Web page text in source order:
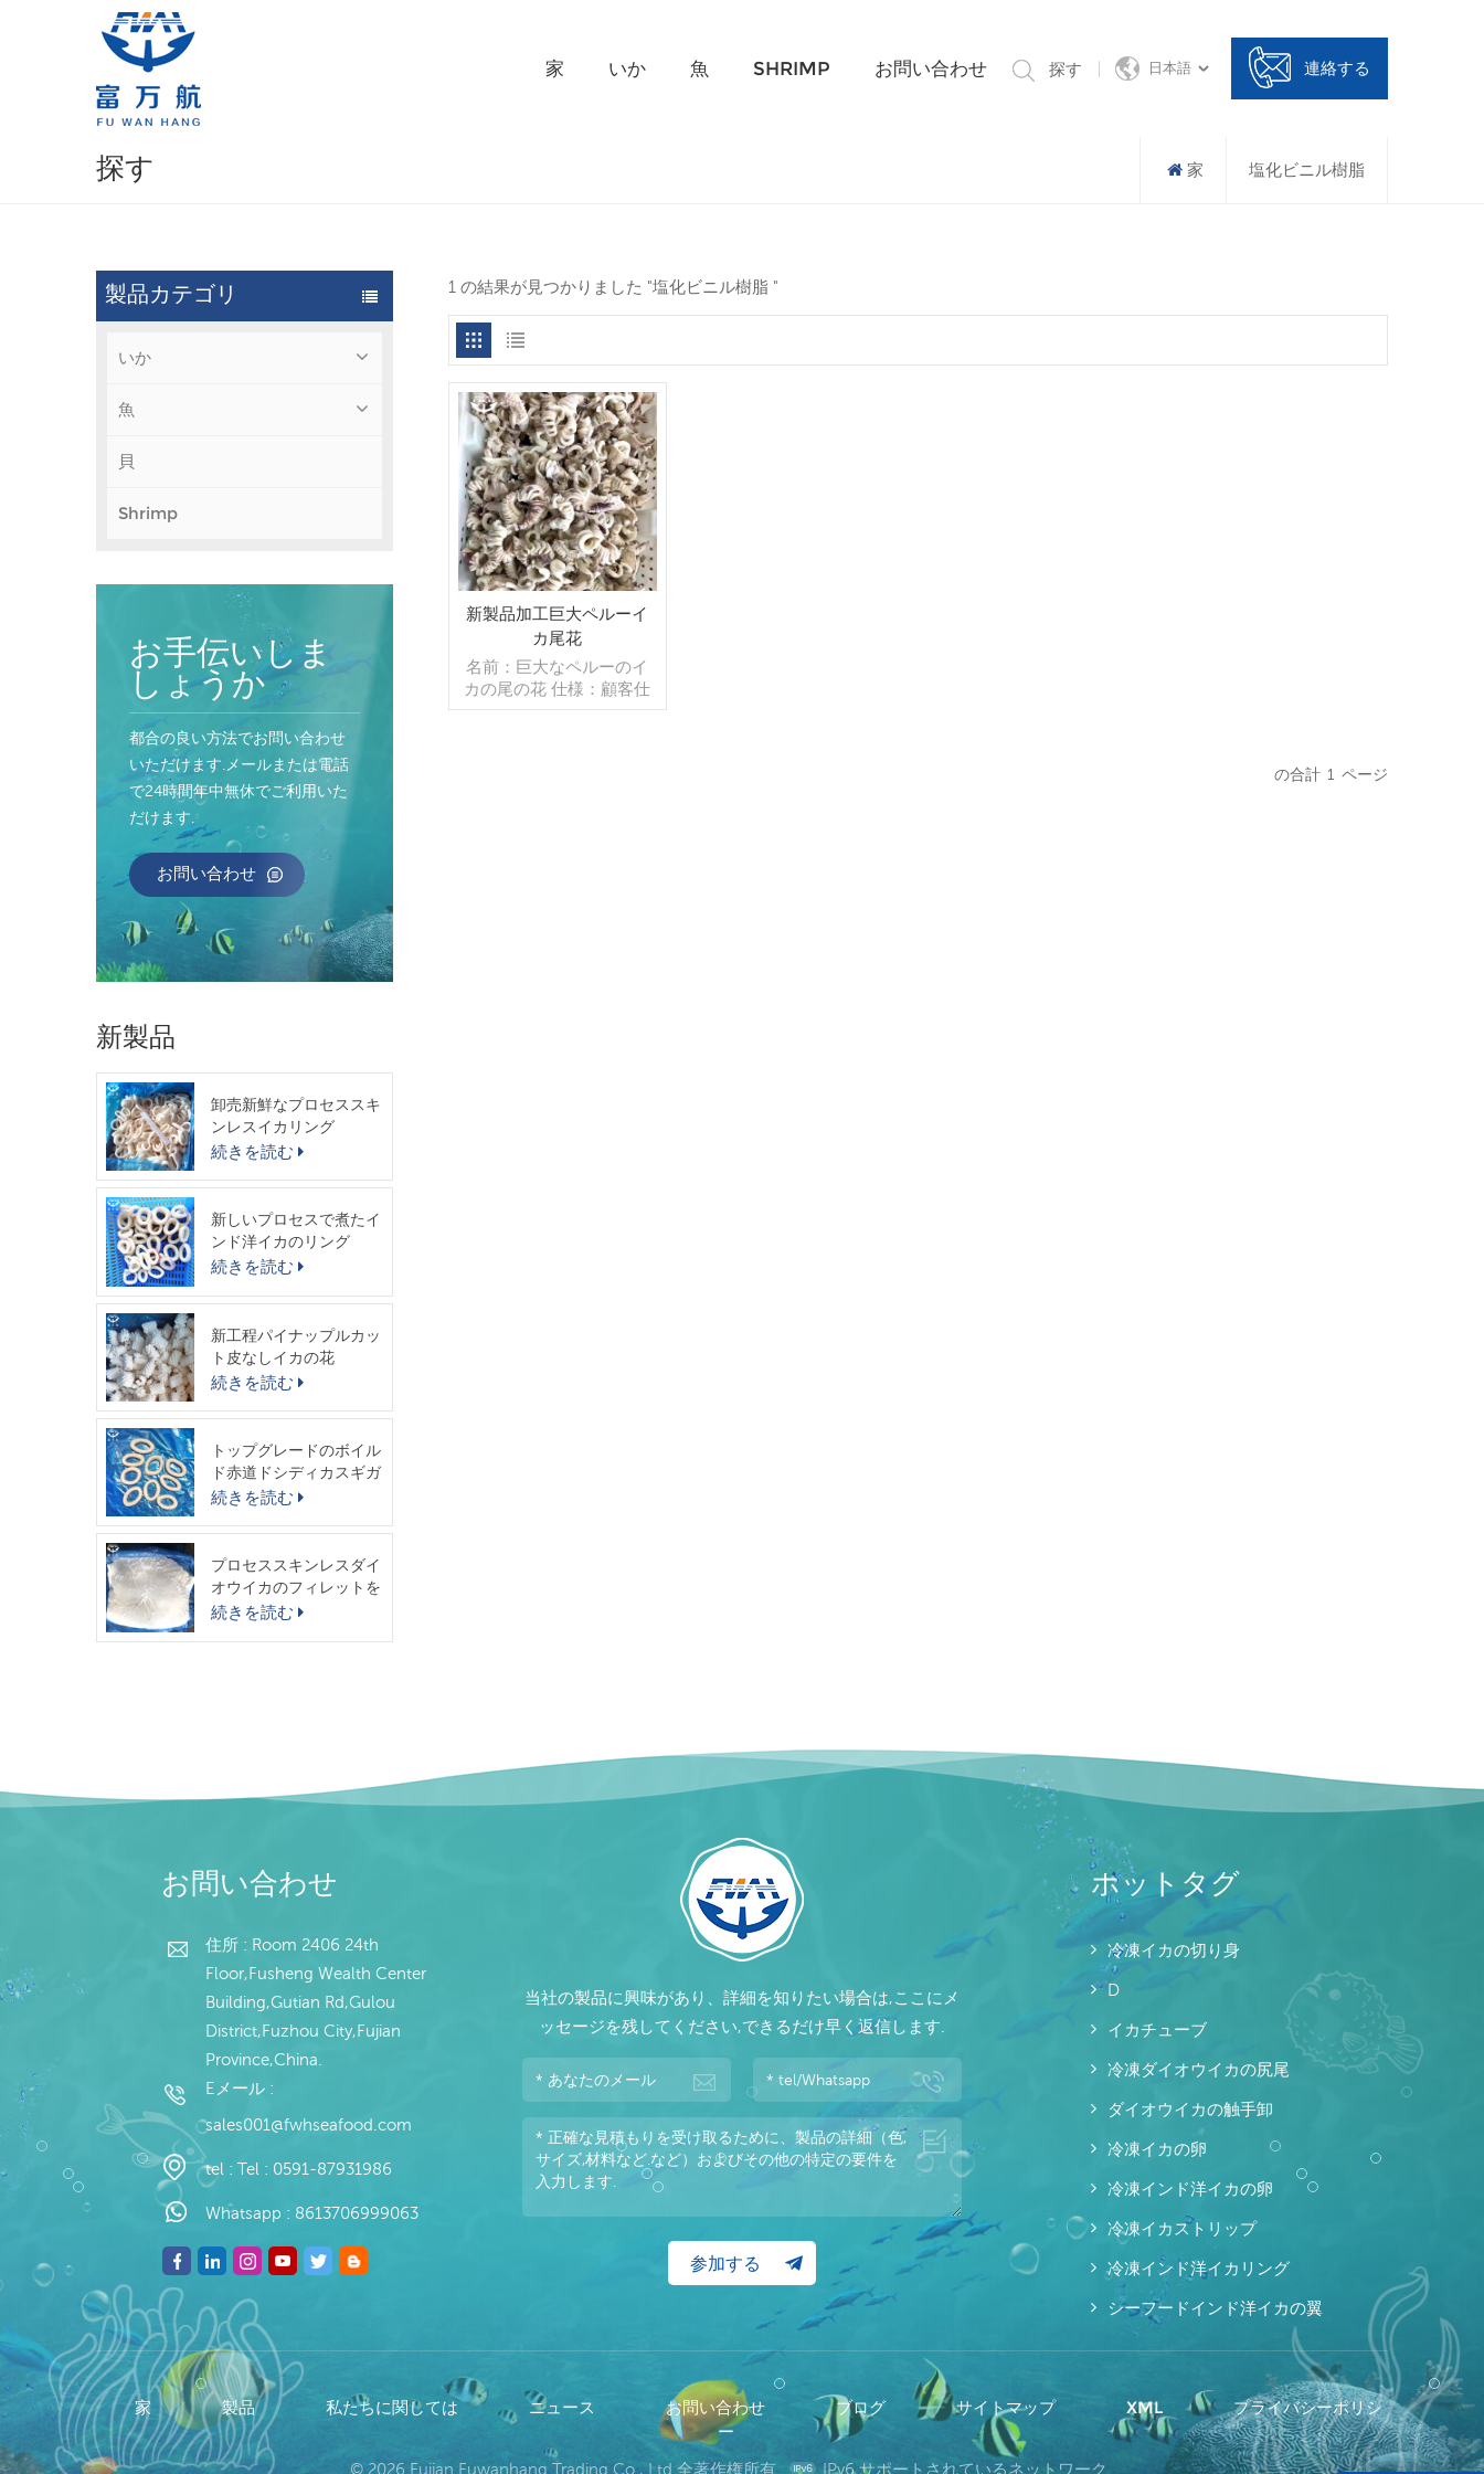
家 いか 魚 SHRIMP お問い合わせ 探す 日本語 連絡する
探す 家 塩化ビニル樹脂
製品カテゴリ
いか
魚
貝
Shrimp
お手伝いしま
しょうか
都合の良い方法でお問い合わせ
いただけます.メールまたは電話
で24時間年中無休でご利用いた
だけます.
お問い合わせ
新製品
卸売新鮮なプロセススキ
ンレスイカリング
続きを読む
新しいプロセスで煮たイ
ンド洋イカのリング
続きを読む
新工程パイナップルカッ
ト皮なしイカの花
続きを読む
トップグレードのボイル
ド赤道ドシディカスギガ
スイカリング
続きを読む
プロセススキンレスダイ
オウイカのフィレットを
出荷する準備ができまし
続きを読む
1 の結果が見つかりました "塩化ビニル樹脂 "
新製品加工巨大ペルーイ
カ尾花
名前：巨大なペルーのイ
カの尾の花 仕様：顧客仕
様 プロセス：ボイルド,カ
の合計 1 ページ
お問い合わせ
住所 : Room 2406 24th
Floor,Fusheng Wealth Center
Building,Gutian Rd,Gulou
District,Fuzhou City,Fujian
Province,China.
Eメール :
sales001@fwhseafood.com
tel : Tel : 0591-87931986
Whatsapp : 8613706999063
当社の製品に興味があり、詳細を知りたい場合は,ここにメ
ッセージを残してください,できるだけ早く返信します.
ホットタグ
冷凍イカの切り身
D
イカチューブ
冷凍ダイオウイカの尻尾
ダイオウイカの触手卸
冷凍イカの卵
冷凍インド洋イカの卵
冷凍イカストリップ
冷凍インド洋イカリング
シーフードインド洋イカの翼
家 製品 私たちに関しては ニュース お問い合わせ ブログ サイトマップ XML
プライバシーポリシ
ー
© 2026 Fujian Fuwanhang Trading Co., Ltd 全著作権所有. IPv6 サポートされているネットワーク